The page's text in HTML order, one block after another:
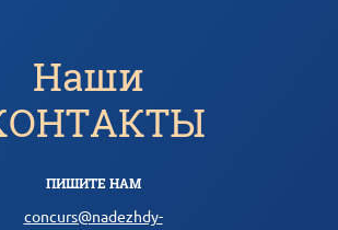
Наши
ПИШИТЕ НАМ
concurs@nadezhdy-